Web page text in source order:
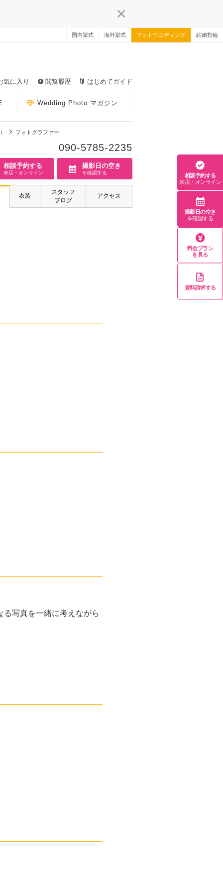
国内挙式 海外挙式 フォトウエディング 結婚指輪
気に入り 閲覧履歴 はじめてガイド
Wedding Photo マガジン
フォトグラファー
090-5785-2235
相談予約する
来店・オンライン
撮影日の空き
を確認する
衣装
スタッフ
ブログ
アクセス
写真を一緒に考えながら
相談予約する
来店・オンライン
撮影日の空き
を確認する
料金プラン
を見る
資料請求する